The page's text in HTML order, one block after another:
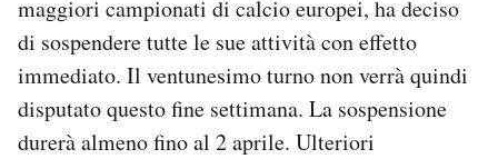
SHOP
CALENDARIO
maggiori campionati di calcio europei, ha deciso
di sospendere tutte le sue attività con effetto
immediato. Il ventunesimo turno non verrà quindi
disputato questo fine settimana. La sospensione
durerà almeno fino al 2 aprile. Ulteriori